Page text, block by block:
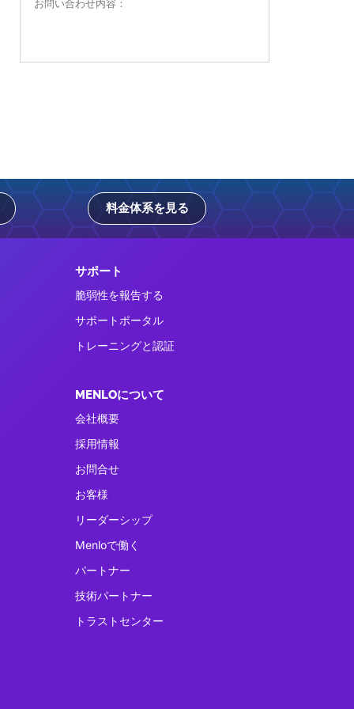
料金体系を見る
サポート
脆弱性を報告する
サポートポータル
トレーニングと認証
MENLOについて
会社概要
採用情報
お問合せ
お客様
リーダーシップ
Menloで働く
パートナー
技術パートナー
トラストセンター